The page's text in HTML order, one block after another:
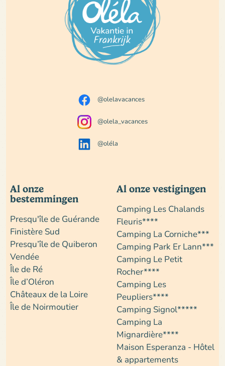
@olelavacances
@olela_vacances
@oléla
Al onze
bestemmingen
Presqu'île de Guérande
Finistère Sud
Presqu’île de Quiberon
Vendée
Île de Ré
Île d’Oléron
Châteaux de la Loire
Île de Noirmoutier
Al onze vestigingen
Camping Les Chalands
Fleuris****
Camping La Corniche***
Camping Park Er Lann***
Camping Le Petit
Rocher****
Camping Les
Peupliers****
Camping Signol*****
Camping La
Mignardière****
Maison Esperanza - Hôtel
& appartements